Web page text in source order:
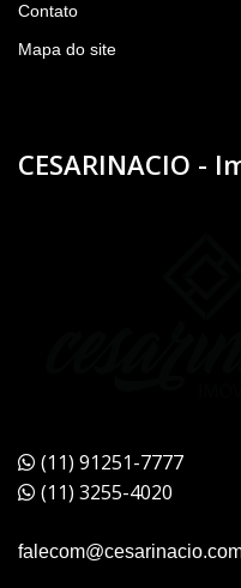
Contato
Mapa do site
CESARINACIO -
(11) 91251-7777
(11) 3255-4020